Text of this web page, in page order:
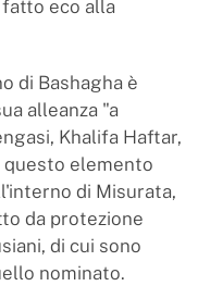
eco alla
di Bashagha è
alleanza "a
Khalifa Haftar,
questo elemento
di Misurata,
da protezione
di cui sono
nominato.